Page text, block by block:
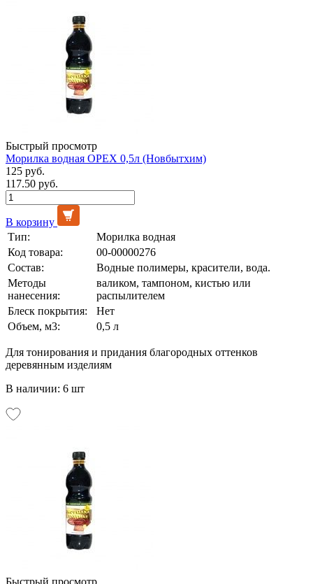
Быстрый просмотр
Морилка водная ОРЕХ 0,5л (Новбытхим)
125 руб.
117.50 руб.
В корзину
Тип:
Морилка водная
Код товара:
00-00000276
Состав:
Водные полимеры, красители, вода.
Методы
нанесения:
валиком, тампоном, кистью или
распылителем
Блеск покрытия:
Нет
Объем, м3:
0,5 л
Для тонирования и придания благородных оттенков
деревянным изделиям
В наличии: 6 шт
Быстрый просмотр